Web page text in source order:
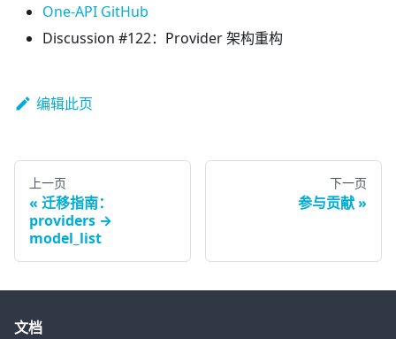
One-API GitHub
Discussion #122：Provider 架构重构
编辑此页
上一页
迁移指南：
providers →
model_list
下一页
参与贡献
文档